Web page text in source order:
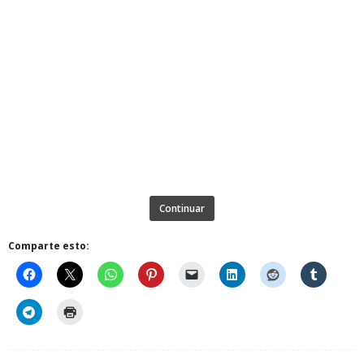
Continuar
Comparte esto: